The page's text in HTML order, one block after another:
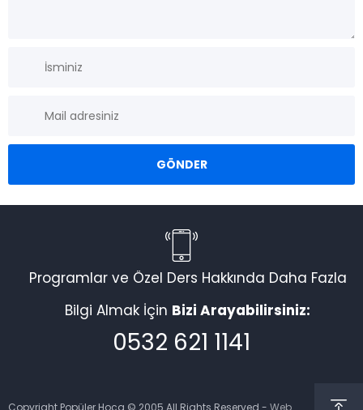
Programlar ve Özel Ders Hakkında Daha Fazla
Bilgi Almak İçin Bizi Arayabilirsiniz:
0532 621 1141